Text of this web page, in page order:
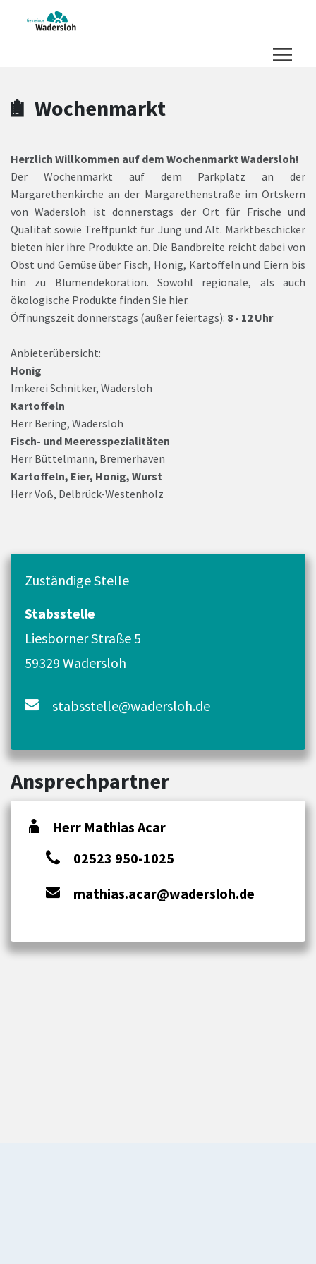
Zum Header
Zum Hauptinhalt
Zum Footer
Zum Hauptinhalt springen
Wochenmarkt
Herzlich Willkommen auf dem Wochenmarkt Wadersloh!
Der Wochenmarkt auf dem Parkplatz an der
Margarethenkirche an der Margarethenstraße im Ortskern
von Wadersloh ist donnerstags der Ort für Frische und
Qualität sowie Treffpunkt für Jung und Alt. Marktbeschicker
bieten hier ihre Produkte an. Die Bandbreite reicht dabei von
Obst und Gemüse über Fisch, Honig, Kartoffeln und Eiern bis
hin zu Blumendekoration. Sowohl regionale, als auch
ökologische Produkte finden Sie hier.
Öffnungszeit donnerstags (außer feiertags): 8 - 12 Uhr
Anbieterübersicht:
Honig
Imkerei Schnitker, Wadersloh
Kartoffeln
Herr Bering, Wadersloh
Fisch- und Meeresspezialitäten
Herr Büttelmann, Bremerhaven
Kartoffeln, Eier, Honig, Wurst
Herr Voß, Delbrück-Westenholz
Zuständige Stelle
Stabsstelle
Liesborner Straße 5
59329 Wadersloh
stabsstelle@wadersloh.de
Ansprechpartner
Herr Mathias Acar
02523 950-1025
mathias.acar@wadersloh.de